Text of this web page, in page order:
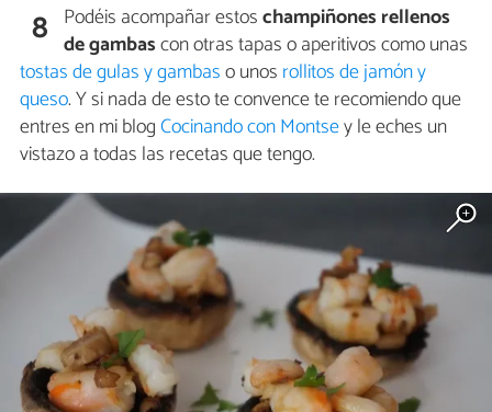
8 Podéis acompañar estoschampiñones rellenos
de gambascon otras tapas o aperitivos como unas
tostas de gulas y gambaso unos rollitos de jamón y
queso. Y si nada de esto te convence te recomiendo que
entres en mi blogCocinando con Montsey le eches un
vistazo a todas las recetas que tengo.